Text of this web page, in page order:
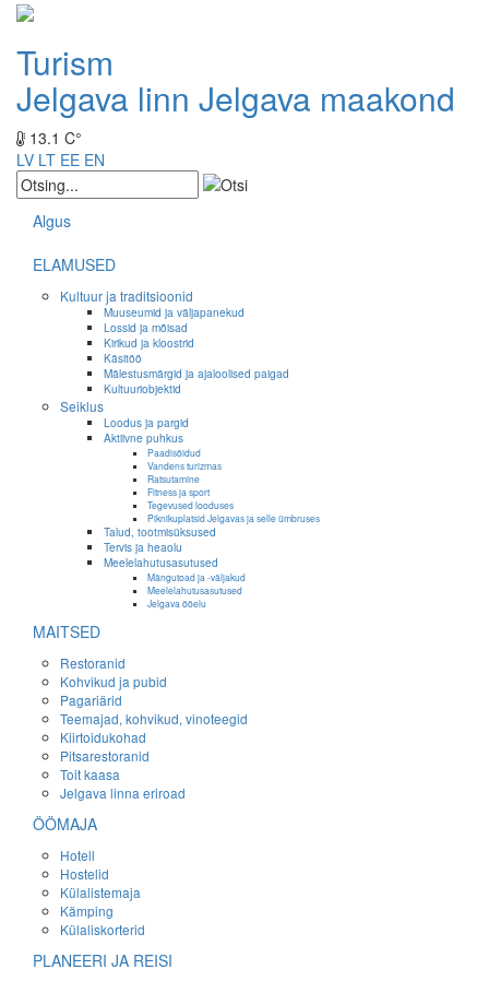
Turism
Jelgava linn Jelgava maakond
13.1 C°
LV LT EE EN
Algus
ELAMUSED
Kultuur ja traditsioonid
Muuseumid ja väljapanekud
Lossid ja mõisad
Kirikud ja kloostrid
Käsitöö
Mälestusmärgid ja ajaloolised paigad
Kultuuriobjektid
Seiklus
Loodus ja pargid
Aktiivne puhkus
Paadisõidud
Vandens turizmas
Ratsutamine
Fitness ja sport
Tegevused looduses
Piknikuplatsid Jelgavas ja selle ümbruses
Talud, tootmisüksused
Tervis ja heaolu
Meelelahutusasutused
Mängutoad ja -väljakud
Meelelahutusasutused
Jelgava ööelu
MAITSED
Restoranid
Kohvikud ja pubid
Pagariärid
Teemajad, kohvikud, vinoteegid
Kiirtoidukohad
Pitsarestoranid
Toit kaasa
Jelgava linna eriroad
ÖÖMAJA
Hotell
Hostelid
Külalistemaja
Kämping
Külaliskorterid
PLANEERI JA REISI